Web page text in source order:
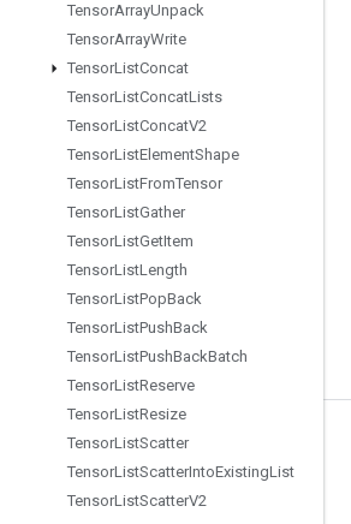
TensorArrayUnpack
TensorArrayWrite
TensorListConcat
TensorListConcatLists
TensorListConcatV2
TensorListElementShape
TensorListFromTensor
TensorListGather
TensorListGetItem
TensorListLength
TensorListPopBack
TensorListPushBack
TensorListPushBackBatch
TensorListReserve
TensorListResize
TensorListScatter
TensorListScatterIntoExistingList
TensorListScatterV2
Bağlı kalma